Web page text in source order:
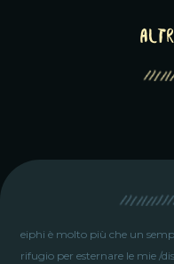
eiphi è molto più che un
rifugio per esternare le mie /